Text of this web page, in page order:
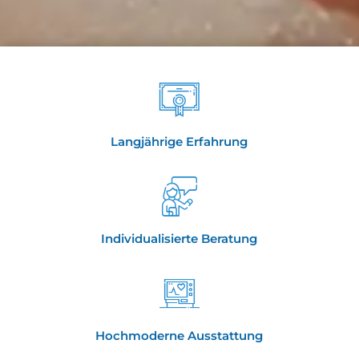
Langjährige Erfahrung
Individualisierte Beratung
Hochmoderne Ausstattung